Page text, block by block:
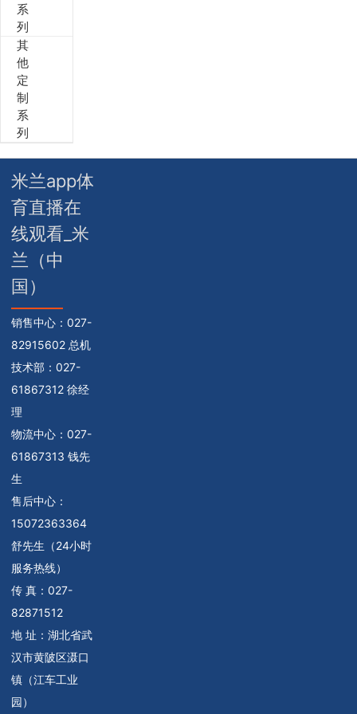
系
列
其
他
定
制
系
列
米兰app体
育直播在
线观看_米
兰（中
国）
销售中心： 027-
82915602 总机
技术部： 027-
61867312 徐经
理
物流中心： 027-
61867313 钱先
生
售后中心：
15072363364
舒先生（24小时
服务热线）
传 真：027-
82871512
地 址：湖北省武
汉市黄陂区滠口
镇（江车工业
园）